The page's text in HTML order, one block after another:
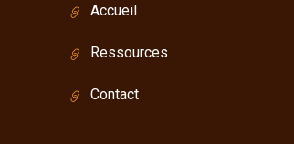
Accueil
Ressources
Contact